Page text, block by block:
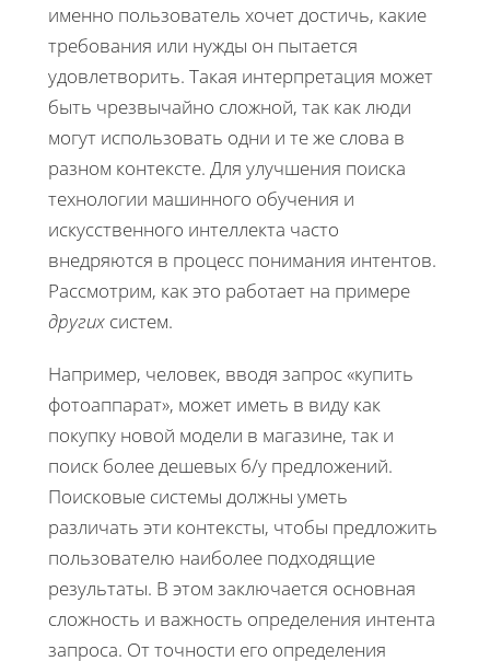
именно пользователь хочет достичь, какие
требования или нужды он пытается
удовлетворить. Такая интерпретация может
быть чрезвычайно сложной, так как люди
могут использовать одни и те же слова в
разном контексте. Для улучшения поиска
технологии машинного обучения и
искусственного интеллекта часто
внедряются в процесс понимания интентов.
Рассмотрим, как это работает на примере
других систем.
Например, человек, вводя запрос «купить
фотоаппарат», может иметь в виду как
покупку новой модели в магазине, так и
поиск более дешевых б/у предложений.
Поисковые системы должны уметь
различать эти контексты, чтобы предложить
пользователю наиболее подходящие
результаты. В этом заключается основная
сложность и важность определения интента
запроса. От точности его определения